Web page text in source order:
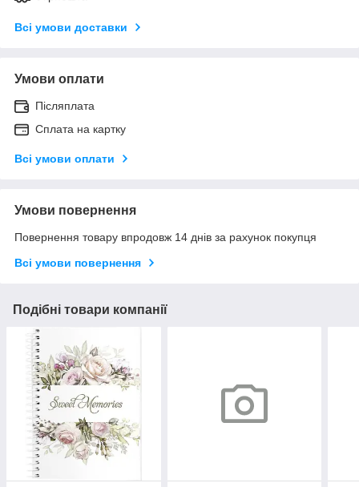
Всі умови доставки
Умови оплати
Післяплата
Сплата на картку
Всі умови оплати
Умови повернення
Повернення товару впродовж 14 днів за рахунок покупця
Всі умови повернення
Подібні товари компанії